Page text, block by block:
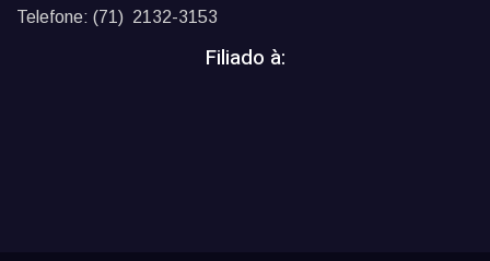
Telefone: (71) 2132-3153
Filiado à: